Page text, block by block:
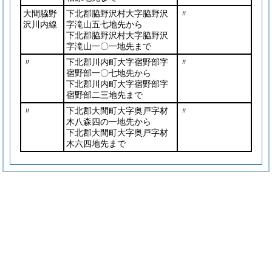
大間脇野
沢川内線
下北郡脇野沢村大字脇野沢
字滝山五七地先から
下北郡脇野沢村大字脇野沢
字滝山一〇一地先まで
〃
〃
下北郡川内町大字宿野部字
宿野部一〇七地先から
下北郡川内町大字宿野部字
宿野部二三地先まで
〃
〃
下北郡大間町大字奥戸字材
木八森四の一地先から
下北郡大間町大字奥戸字材
木六四地先まで
〃